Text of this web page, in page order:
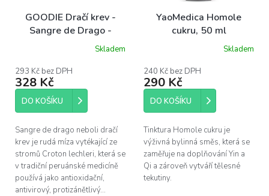
ů
GOODIE Dračí krev -
Sangre de Drago -
Extrakt z pryskyřice 30
Skladem
293 Kč bez DPH
328 Kč
DO KOŠÍKU
Sangre de drago neboli dračí
krev je rudá míza vytékající ze
stromů Croton lechleri, která se
v tradiční peruánské medicíně
používá jako antioxidační,
antivirový, protizánětlivý...
YaoMedica Homole
cukru, 50 ml
Skladem
240 Kč bez DPH
290 Kč
DO KOŠÍKU
Tinktura Homole cukru je
výživná bylinná směs, která se
zaměřuje na doplňování Yin a
Qi a zároveň vytváří tělesné
tekutiny.